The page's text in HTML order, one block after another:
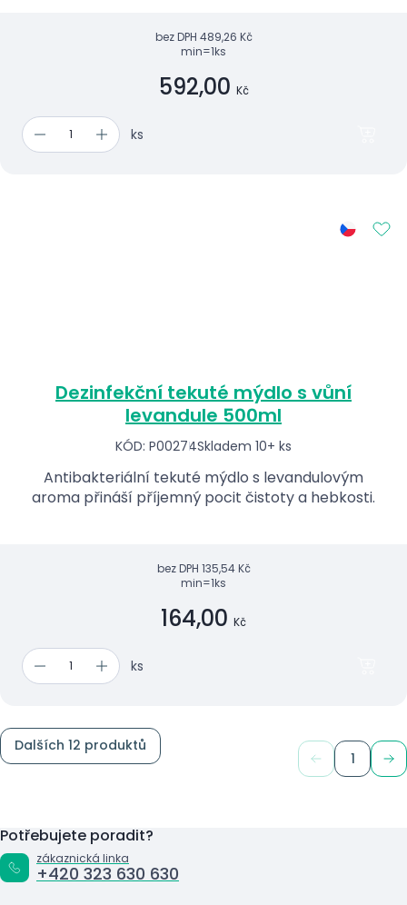
bez DPH 489,26 Kč
min=1ks
592,00 Kč
ks
Dezinfekční tekuté mýdlo s vůní
levandule 500ml
KÓD: P00274Skladem 10+ ks
Antibakteriální tekuté mýdlo s levandulovým
aroma přináší příjemný pocit čistoty a hebkosti.
bez DPH 135,54 Kč
min=1ks
164,00 Kč
ks
Dalších 12 produktů
1
Potřebujete poradit?
zákaznická linka
+420 323 630 630